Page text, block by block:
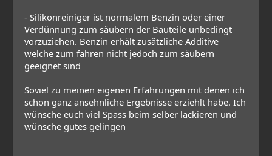
- Silikonreiniger ist normalem Benzin oder einer
Verdünnung zum säubern der Bauteile unbedingt
vorzuziehen. Benzin erhält zusätzliche Additive
welche zum fahren nicht jedoch zum säubern
geeignet sind
Soviel zu meinen eigenen Erfahrungen mit denen ich
schon ganz ansehnliche Ergebnisse erziehlt habe. Ich
wünsche euch viel Spass beim selber lackieren und
wünsche gutes gelingen